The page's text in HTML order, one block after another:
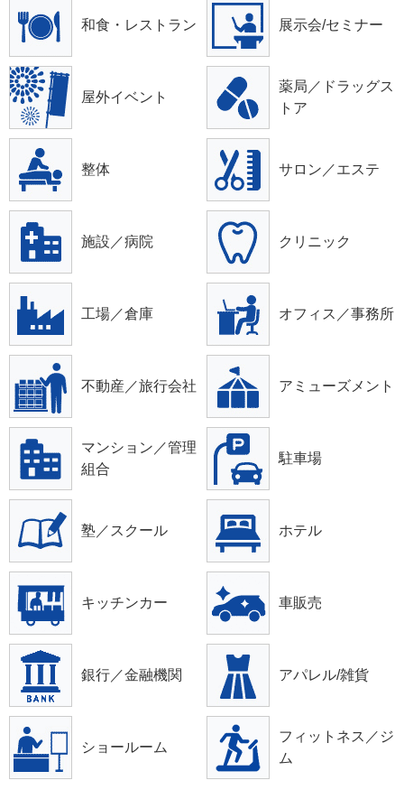
和食・レストラン 展示会/セミナー
屋外イベント
薬局／ドラッグス
トア
整体 サロン／エステ
施設／病院 クリニック
工場／倉庫 オフィス／事務所
不動産／旅行会社 アミューズメント
マンション／管理
組合
駐車場
塾／スクール ホテル
キッチンカー 車販売
銀行／金融機関 アパレル/雑貨
ショールーム
フィットネス／ジ
ム